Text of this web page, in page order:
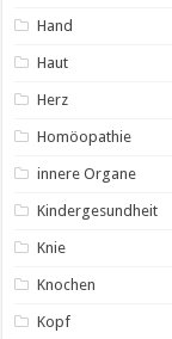
Hand
Haut
Herz
Homöopathie
innere Organe
Kindergesundheit
Knie
Knochen
Kopf